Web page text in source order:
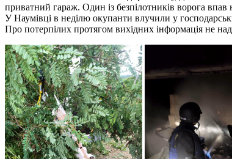
приватний гараж. Один із безпілотників ворога
У Наумівці в неділю окупанти влучили у
Про потерпілих протягом вихідних інформація не